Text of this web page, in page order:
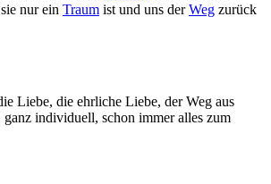
nur ein Traum ist und uns derWeg zurück
Liebe, die ehrliche Liebe, der Weg aus
individuell, schon immer alles zum